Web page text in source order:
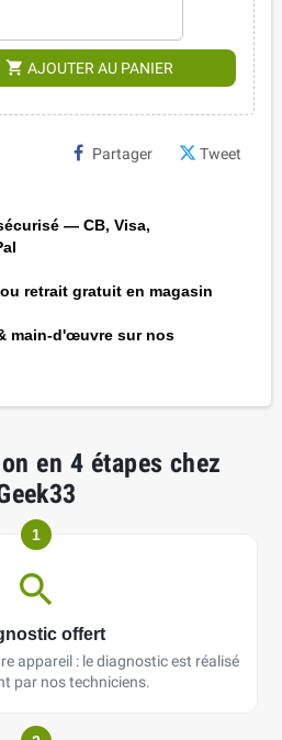
shopping_cart AJOUTER AU PANIER
Partager Tweet
— CB, Visa,
retrait gratuit en magasin
main-d'œuvre sur nos
en 4 étapes chez
1
offert
appareil : le diagnostic est réalisé
par nos techniciens.